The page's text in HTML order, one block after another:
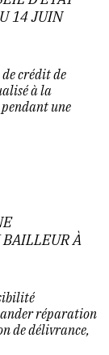
14 JUIN
crédit de
à la
une
À
réparation
de délivrance,